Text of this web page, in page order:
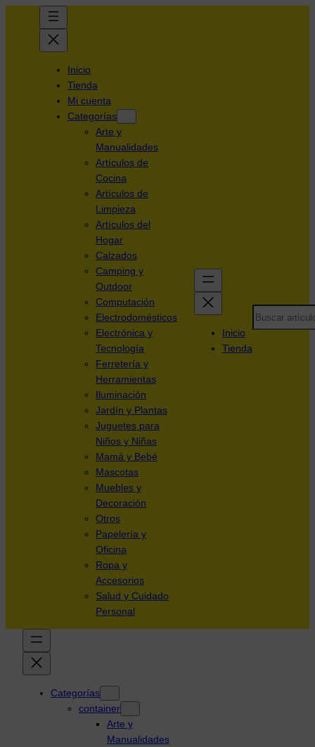
Inicio
Tienda
Mi cuenta
Categorías
Arte y
Manualidades
Artículos de
Cocina
Artículos de
Limpieza
Artículos del
Hogar
Calzados
Camping y
Outdoor
Computación
Electrodomésticos
Electrónica y
Tecnología
Ferretería y
Herramientas
Iluminación
Jardín y Plantas
Juguetes para
Niños y Niñas
Mamá y Bebé
Mascotas
Muebles y
Decoración
Otros
Papelería y
Oficina
Ropa y
Accesorios
Salud y Cuidado
Personal
Inicio
Tienda
Search
Categorías
container
Arte y
Manualidades